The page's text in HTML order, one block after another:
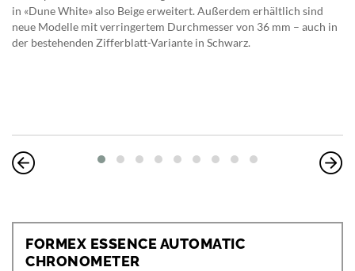
in «Dune White» also Beige erweitert. Außerdem erhältlich sind
neue Modelle mit verringertem Durchmesser von 36 mm – auch in
der bestehenden Zifferblatt-Variante in Schwarz.
FORMEX ESSENCE AUTOMATIC
CHRONOMETER